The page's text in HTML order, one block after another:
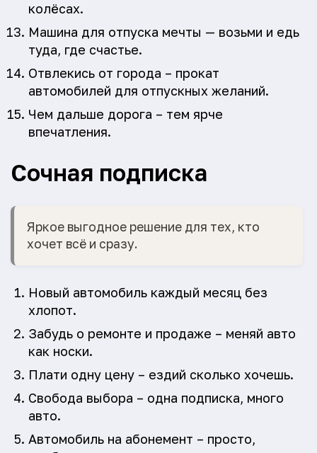
колёсах.
Машина для отпуска мечты — возьми и едь
туда, где счастье.
Отвлекись от города – прокат
автомобилей для отпускных желаний.
Чем дальше дорога – тем ярче
впечатления.
Сочная подписка
Яркое выгодное решение для тех, кто
хочет всё и сразу.
Новый автомобиль каждый месяц без
хлопот.
Забудь о ремонте и продаже – меняй авто
как носки.
Плати одну цену – ездий сколько хочешь.
Свобода выбора – одна подписка, много
авто.
Автомобиль на абонемент – просто,